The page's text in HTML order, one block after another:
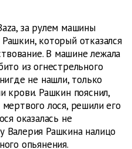
за рулем машины
который отказался
В машине лежала
из огнестрельного
не нашли, только
крови. Рашкин пояснил,
лося, решили его
оказалась не
Валерия Рашкина налицо
опьянения.